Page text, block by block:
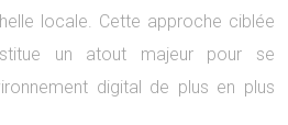
locale. Cette approche ciblée
un atout majeur pour se
digital de plus en plus